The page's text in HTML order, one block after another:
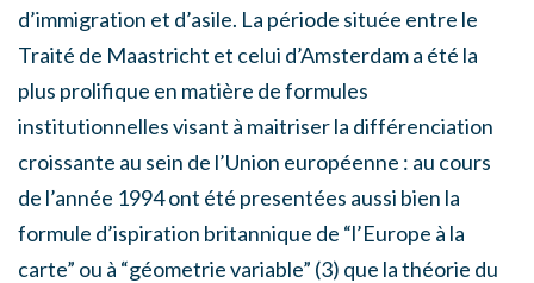
d’immigration et d’asile. La période située entre le
Traité de Maastricht et celui d’Amsterdam a été la
plus prolifique en matière de formules
institutionnelles visant à maitriser la différenciation
croissante au sein de l’Union européenne : au cours
de l’année 1994 ont été presentées aussi bien la
formule d’ispiration britannique de “l’Europe à la
carte” ou à “géometrie variable” (3) que la théorie du